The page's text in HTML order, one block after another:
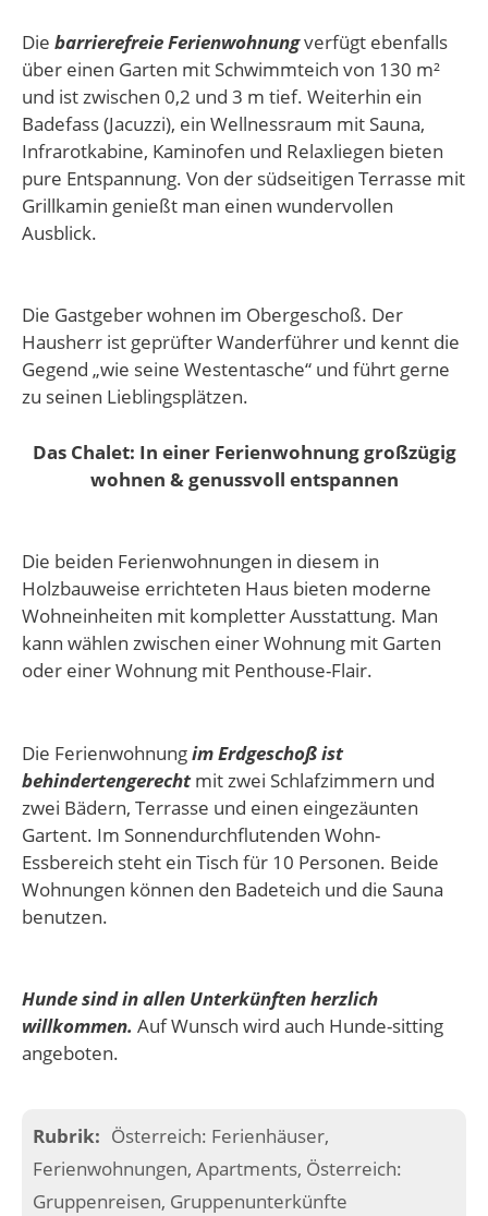
Die barrierefreie Ferienwohnungverfügt ebenfalls
über einen Garten mit Schwimmteich von 130 m²
und ist zwischen 0,2 und 3 m tief. Weiterhin ein
Badefass (Jacuzzi), ein Wellnessraum mit Sauna,
Infrarotkabine, Kaminofen und Relaxliegen bieten
pure Entspannung. Von der südseitigen Terrasse mit
Grillkamin genießt man einen wundervollen
Ausblick.
Die Gastgeber wohnen im Obergeschoß. Der
Hausherr ist geprüfter Wanderführer und kennt die
Gegend „wie seine Westentasche“ und führt gerne
zu seinen Lieblingsplätzen.
Das Chalet: In einer Ferienwohnung großzügig
wohnen & genussvoll entspannen
Die beiden Ferienwohnungen in diesem in
Holzbauweise errichteten Haus bieten moderne
Wohneinheiten mit kompletter Ausstattung. Man
kann wählen zwischen einer Wohnung mit Garten
oder einer Wohnung mit Penthouse-Flair.
Die Ferienwohnungim Erdgeschoß ist
behindertengerechtmit zwei Schlafzimmern und
zwei Bädern, Terrasse und einen eingezäunten
Gartent. Im Sonnendurchflutenden Wohn-
Essbereich steht ein Tisch für 10 Personen. Beide
Wohnungen können den Badeteich und die Sauna
benutzen.
Hunde sind in allen Unterkünften herzlich
willkommen. Auf Wunsch wird auch Hunde-sitting
angeboten.
Kategorien
Österreich: Ferienhäuser,
Ferienwohnungen, Apartments, Österreich:
Gruppenreisen, Gruppenunterkünfte